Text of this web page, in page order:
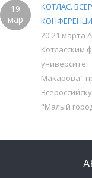
19
мар
КОТЛАС.
20-21 марта
Котласским
Макарова"
"Малый